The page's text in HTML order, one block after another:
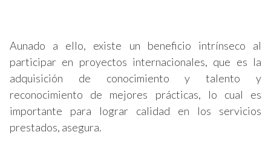
Aunado a ello, existe un beneficio intrínseco al
participar en proyectos internacionales, que es la
adquisición de conocimiento y talento y
reconocimiento de mejores prácticas, lo cual es
importante para lograr calidad en los servicios
prestados, asegura.